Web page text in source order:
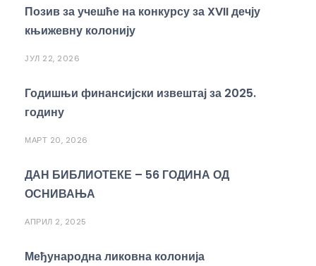
Позив за учешће на конкурсу за XVII дечју
књижевну колонију
ЈУЛ 22, 2026
Годишњи финансијски извештај за 2025.
годину
МАРТ 20, 2026
ДАН БИБЛИОТЕКЕ – 56 ГОДИНА ОД
ОСНИВАЊА
АПРИЛ 2, 2025
Међународна ликовна колонија